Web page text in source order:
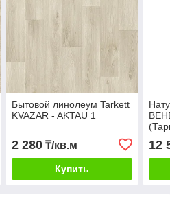
Бытовой линолеум Tarkett
KVAZAR - AKTAU 1
2 280₸/кв.м
Купить
12